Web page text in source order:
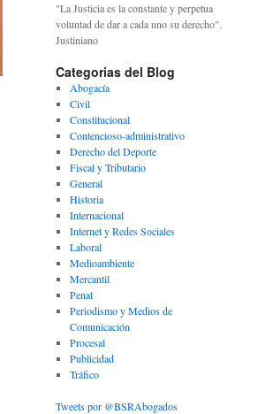
"La Justicia es la constante y perpetua
voluntad de dar a cada uno su derecho".
Justiniano
Categorias del Blog
Abogacía
Civil
Constitucional
Contencioso-administrativo
Derecho del Deporte
Fiscal y Tributario
General
Historia
Internacional
Internet y Redes Sociales
Laboral
Medioambiente
Mercantil
Penal
Periodismo y Medios de
Comunicación
Procesal
Publicidad
Tráfico
Tweets por @BSRAbogados